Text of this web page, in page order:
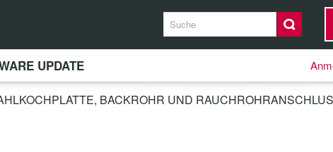
UPDATE
BACKROHR UND